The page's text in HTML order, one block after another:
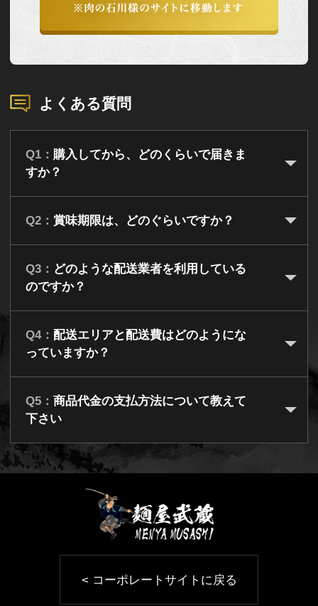
よくある質問
Q1： 購入してから、どのくらいで届きま
すか？
Q2： 賞味期限は、どのぐらいですか？
Q3： どのような配送業者を利用している
のですか？
Q4： 配送エリアと配送費はどのようにな
っていますか？
Q5： 商品代金の支払方法について教えて
下さい
< コーポレートサイトに戻る